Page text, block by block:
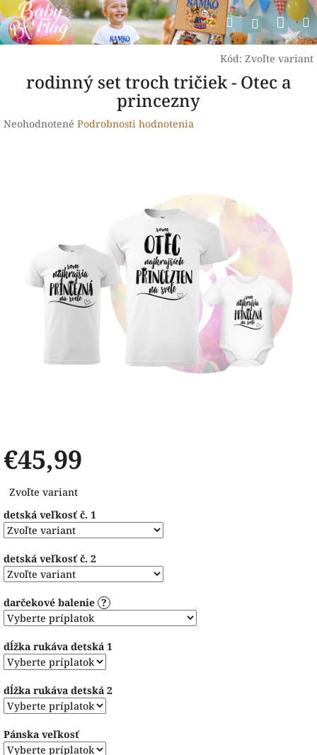
Prejsť
na
obsah
Hľadať
Kód: Zvoľte variant
rodinný set troch tričiek - Otec a
princezny
Priemerné
Neohodnotené Podrobnosti hodnotenia
€45,99
cena:
Zvoľte variant
detská veľkosť č. 1
detská veľkosť č. 2
darčekové balenie ?
dĺžka rukáva detská 1
dĺžka rukáva detská 2
Pánska veľkosť